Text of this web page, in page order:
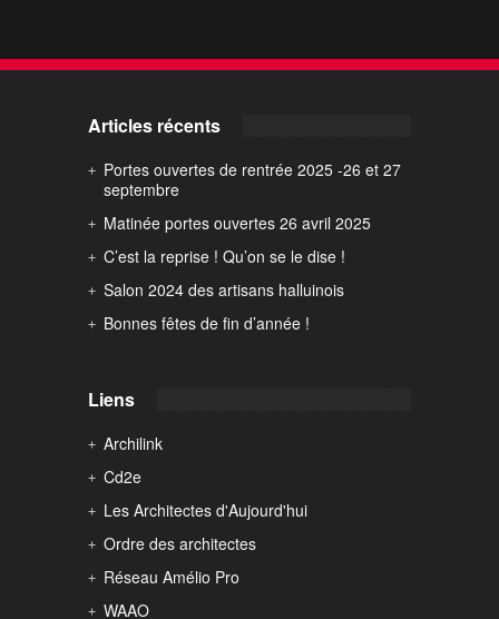
Articles récents
Portes ouvertes de rentrée 2025 -26 et 27
septembre
Matinée portes ouvertes 26 avril 2025
C’est la reprise ! Qu’on se le dise !
Salon 2024 des artisans halluinois
Bonnes fêtes de fin d’année !
Liens
Archilink
Cd2e
Les Architectes d'Aujourd'hui
Ordre des architectes
Réseau Amélio Pro
WAAO